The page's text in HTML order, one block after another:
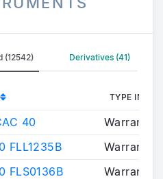
(12542) Derivatives (41)
TYPE
40
Warrants/
FLL1235B
Warrants/
FLS0136B
Warrants/